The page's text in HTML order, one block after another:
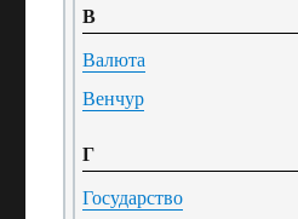
В
Валюта
Венчур
Г
Государство